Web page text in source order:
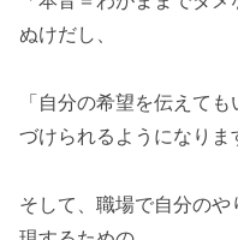
ぬけだし、
「自分の希望を伝えて
づけられるようになりま
そして、職場で自分の